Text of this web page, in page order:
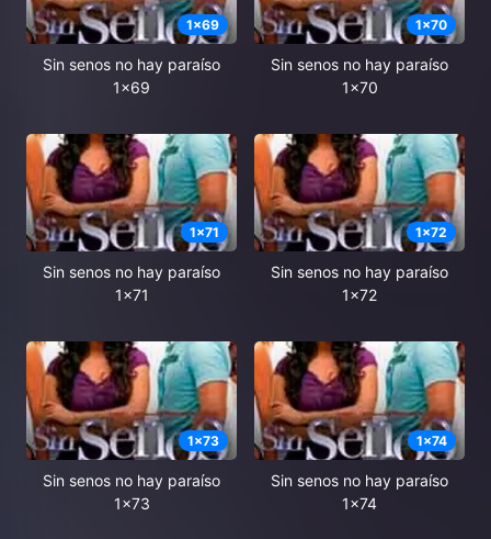
1x69
Sin senos no hay paraíso
1x69
1x70
Sin senos no hay paraíso
1x70
1x71
Sin senos no hay paraíso
1x71
1x72
Sin senos no hay paraíso
1x72
1x73
Sin senos no hay paraíso
1x73
1x74
Sin senos no hay paraíso
1x74